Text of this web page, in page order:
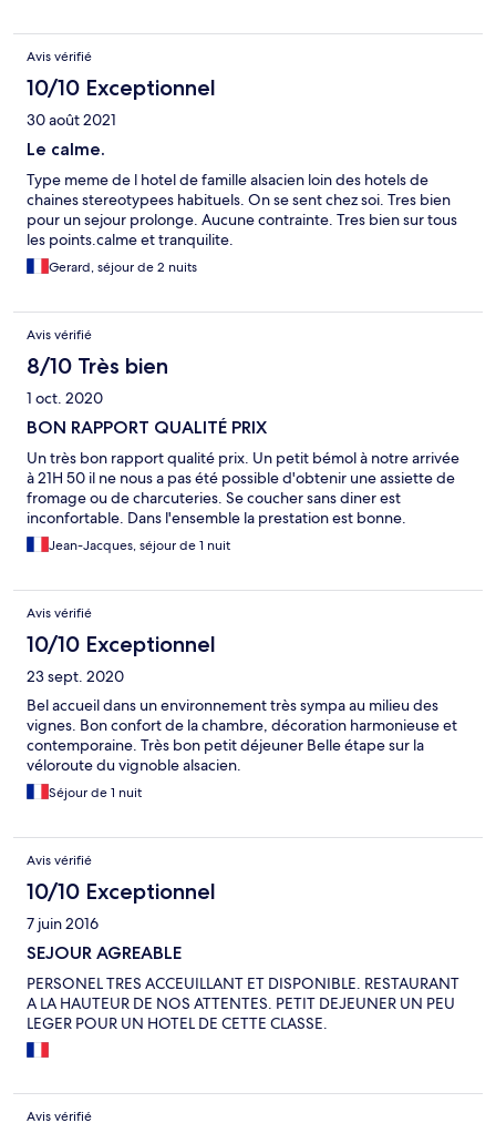
Avis vérifié
10/10 Exceptionnel
30 août 2021
Le calme.
Type meme de l hotel de famille alsacien loin des hotels de
chaines stereotypees habituels. On se sent chez soi. Tres bien
pour un sejour prolonge. Aucune contrainte. Tres bien sur tous
les points.calme et tranquilite.
Gerard, séjour de 2 nuits
Avis vérifié
8/10 Très bien
1 oct. 2020
BON RAPPORT QUALITÉ PRIX
Un très bon rapport qualité prix. Un petit bémol à notre arrivée
à 21H 50 il ne nous a pas été possible d'obtenir une assiette de
fromage ou de charcuteries. Se coucher sans diner est
inconfortable. Dans l'ensemble la prestation est bonne.
Jean-Jacques, séjour de 1 nuit
Avis vérifié
10/10 Exceptionnel
23 sept. 2020
Bel accueil dans un environnement très sympa au milieu des
vignes. Bon confort de la chambre, décoration harmonieuse et
contemporaine. Très bon petit déjeuner Belle étape sur la
véloroute du vignoble alsacien.
Séjour de 1 nuit
Avis vérifié
10/10 Exceptionnel
7 juin 2016
SEJOUR AGREABLE
PERSONEL TRES ACCEUILLANT ET DISPONIBLE. RESTAURANT
A LA HAUTEUR DE NOS ATTENTES. PETIT DEJEUNER UN PEU
LEGER POUR UN HOTEL DE CETTE CLASSE.
Avis vérifié